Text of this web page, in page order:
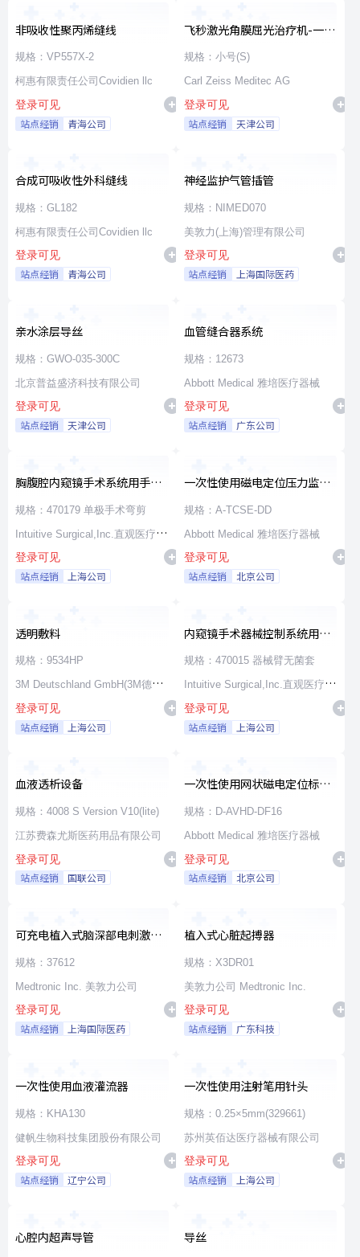
非吸收性聚丙烯缝线
规格：VP557X-2
柯惠有限责任公司Covidien llc
登录可见
站点经销 青海公司
飞秒激光角膜屈光治疗机-一次
性使用无菌治疗包
规格：小号(S)
Carl Zeiss Meditec AG
登录可见
站点经销 天津公司
合成可吸收性外科缝线
规格：GL182
柯惠有限责任公司Covidien llc
登录可见
站点经销 青海公司
神经监护气管插管
规格：NIMED070
美敦力(上海)管理有限公司
登录可见
站点经销 上海国际医药
亲水涂层导丝
规格：GWO-035-300C
北京普益盛济科技有限公司
登录可见
站点经销 天津公司
血管缝合器系统
规格：12673
Abbott Medical 雅培医疗器械
登录可见
站点经销 广东公司
胸腹腔内窥镜手术系统用手术
器械
规格：470179 单极手术弯剪
Intuitive Surgical,Inc.直观医疗公
司
登录可见
站点经销 上海公司
一次性使用磁电定位压力监测
消融导管
规格：A-TCSE-DD
Abbott Medical 雅培医疗器械
登录可见
站点经销 北京公司
透明敷料
规格：9534HP
3M Deutschland GmbH(3M德国
公司)
登录可见
站点经销 上海公司
内窥镜手术器械控制系统用无
源器械和附件
规格：470015 器械臂无菌套
Intuitive Surgical,Inc.直观医疗公
司
登录可见
站点经销 上海公司
血液透析设备
规格：4008 S Version V10(lite)
江苏费森尤斯医药用品有限公司
登录可见
站点经销 国联公司
一次性使用网状磁电定位标测
导管
规格：D-AVHD-DF16
Abbott Medical 雅培医疗器械
登录可见
站点经销 北京公司
可充电植入式脑深部电刺激脉
冲发生器套件
规格：37612
Medtronic Inc. 美敦力公司
登录可见
站点经销 上海国际医药
植入式心脏起搏器
规格：X3DR01
美敦力公司 Medtronic Inc.
登录可见
站点经销 广东科技
一次性使用血液灌流器
规格：KHA130
健帆生物科技集团股份有限公司
登录可见
站点经销 辽宁公司
一次性使用注射笔用针头
规格：0.25×5mm(329661)
苏州英佰达医疗器械有限公司
登录可见
站点经销 上海公司
心腔内超声导管 导丝